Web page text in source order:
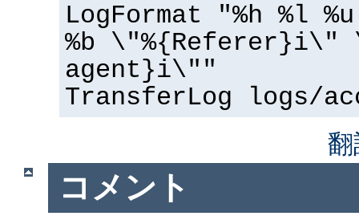
LogFormat "%h %l
%b \"%{Referer}i\"
agent}i\""
TransferLog logs/
コメント